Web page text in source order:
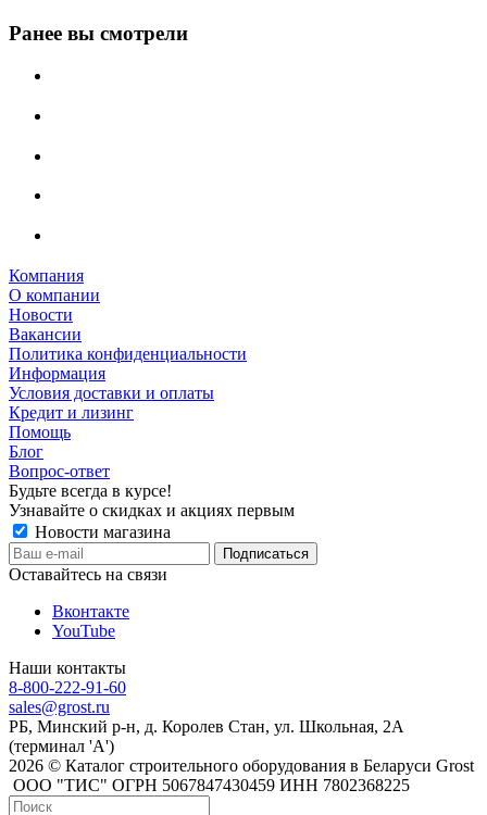
Ранее вы смотрели
Компания
О компании
Новости
Вакансии
Политика конфиденциальности
Информация
Условия доставки и оплаты
Кредит и лизинг
Помощь
Блог
Вопрос-ответ
Будьте всегда в курсе!
Узнавайте о скидках и акциях первым
Новости магазина
Оставайтесь на связи
Вконтакте
YouTube
Наши контакты
8-800-222-91-60
sales@grost.ru
РБ, Минский р-н, д. Королев Стан, ул. Школьная, 2А
(терминал 'А')
2026 © Каталог строительного оборудования в Беларуси Grost
ООО "ТИС" ОГРН 5067847430459 ИНН 7802368225